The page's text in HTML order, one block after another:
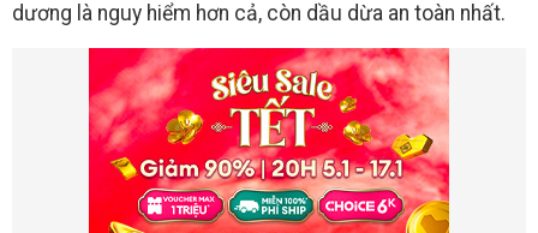
dương là nguy hiểm hơn cả, còn dầu dừa an toàn nhất.